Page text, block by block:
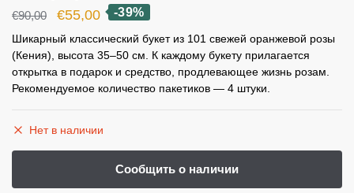
€90,00
Первоначальная
цена
составляла
€90,00.
€55,00Текущая
цена:
€55,00.
-39%
Шикарный классический букет из 101 свежей оранжевой розы
(Кения), высота 35–50 см. К каждому букету прилагается
открытка в подарок и средство, продлевающее жизнь розам.
Рекомендуемое количество пакетиков — 4 штуки.
Нет в наличии